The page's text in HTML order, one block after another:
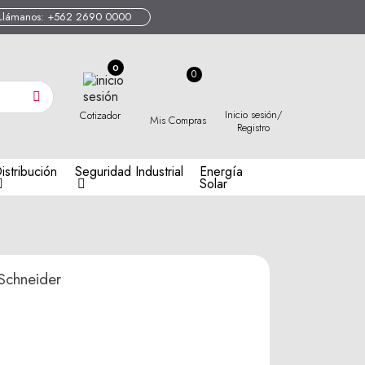
+562 2690 0000
0
Cotizador Mis Compras
Inicio sesión/
Registro
Seguridad Industrial Energía
Solar